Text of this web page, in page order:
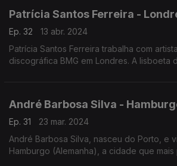
Patrícia Santos Ferreira -
Ep. 32
13 abr. 2024
Patrícia Santos Ferreira trabalha com
discográfica BMG em Londres. A lisboeta
André Barbosa Silva -
Ep. 31
23 mar. 2024
André Barbosa Silva, nasceu do Porto, e
Hamburgo (Alemanha), a cidade que mais